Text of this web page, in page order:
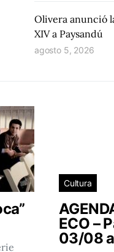
Olivera anunció
XIV a Paysandú
agosto 5, 2026
Cultura
ECO –
03/08